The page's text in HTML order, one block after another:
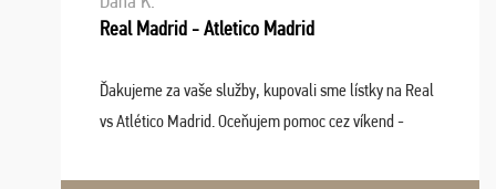
Real Madrid - Atletico Madrid
Ďakujeme za vaše služby, kupovali sme lístky na Real
vs Atlético Madrid. Oceňujem pomoc cez víkend -
spokojnosti. Sedenie bolo dobré, štadión Barnabéu ...